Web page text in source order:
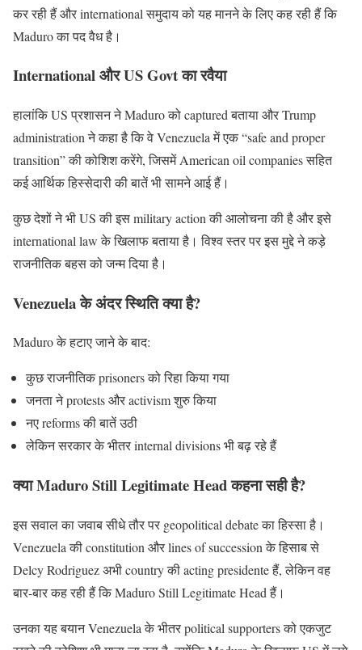
कर रही हैं और international समुदाय को यह मानने के लिए कह रही हैं कि
Maduro का पद वैध है।
International और US Govt का रवैया
हालांकि US प्रशासन ने Maduro को captured बताया और Trump
administration ने कहा है कि वे Venezuela में एक “safe and proper
transition” की कोशिश करेंगे, जिसमें American oil companies सहित
कई आर्थिक हिस्सेदारी की बातें भी सामने आई हैं।
कुछ देशों ने भी US की इस military action की आलोचना की है और इसे
international law के खिलाफ बताया है। विश्व स्तर पर इस मुद्दे ने कड़े
राजनीतिक बहस को जन्म दिया है।
Venezuela के अंदर स्थिति क्या है?
Maduro के हटाए जाने के बाद:
कुछ राजनीतिक prisoners को रिहा किया गया
जनता ने protests और activism शुरु किया
नए reforms की बातें उठी
लेकिन सरकार के भीतर internal divisions भी बढ़ रहे हैं
क्या Maduro Still Legitimate Head कहना सही है?
इस सवाल का जवाब सीधे तौर पर geopolitical debate का हिस्सा है।
Venezuela की constitution और lines of succession के हिसाब से
Delcy Rodriguez अभी country की acting presidente हैं, लेकिन वह
बार-बार कह रही हैं कि Maduro Still Legitimate Head हैं।
उनका यह बयान Venezuela के भीतर political supporters को एकजुट